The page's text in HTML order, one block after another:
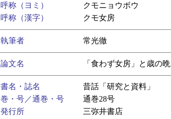
呼称（ヨミ）
クモニョウボウ
呼称（漢字） クモ女房
執筆者 常光徹
論文名 「食わず女房」と歳の晩
書名・誌名
昔話「研究と資料」
巻・号／通巻・号
通巻28号
発行所
三弥井書店